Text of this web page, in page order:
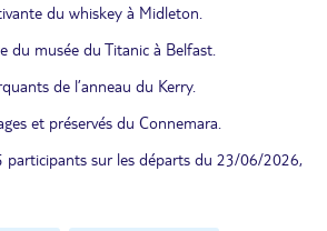
du whiskey à Midleton.
du musée du Titanic à Belfast.
de l’anneau du Kerry.
et préservés du Connemara.
participants sur les départs du 23/06/2026,